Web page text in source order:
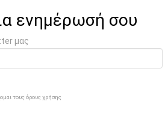
ενημέρωσή σου
μας
τους όρους χρήσης